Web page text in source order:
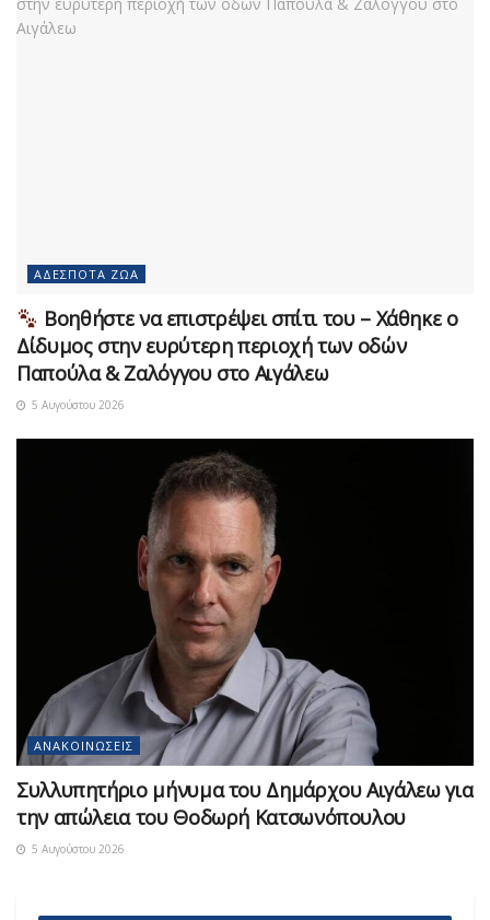
ΑΔΈΣΠΟΤΑ ΖΏΑ
Βοηθήστε να επιστρέψει σπίτι του – Χάθηκε ο
Δίδυμος στην ευρύτερη περιοχή των οδών
Παπούλα & Ζαλόγγου στο Αιγάλεω
5 Αυγούστου 2026
ΑΝΑΚΟΙΝΏΣΕΙΣ
Συλλυπητήριο μήνυμα του Δημάρχου Αιγάλεω για
την απώλεια του Θοδωρή Κατσωνόπουλου
5 Αυγούστου 2026